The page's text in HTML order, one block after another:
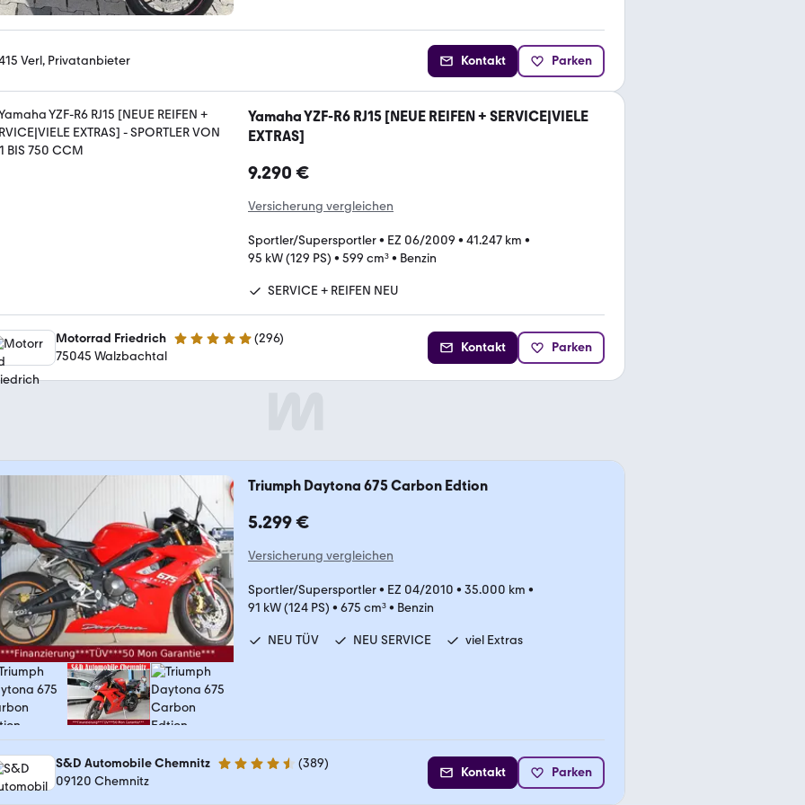
Verl, Privatanbieter Kontakt Parken
Yamaha YZF-R6 RJ15 [NEUE REIFEN + SERVICE|VIELE
EXTRAS]
9.290 €
Versicherung vergleichen
Sportler/Supersportler• EZ 06/2009 • 41.247 km •
95 kW (129 PS) • 599 cm³• Benzin
SERVICE + REIFEN NEU
Motorrad Friedrich 4.8 Sterne (296)
75045 Walzbachtal
Kontakt Parken
Triumph Daytona 675 Carbon Edtion
5.299 €
Versicherung vergleichen
Sportler/Supersportler• EZ 04/2010 • 35.000 km •
91 kW (124 PS) • 675 cm³• Benzin
NEU TÜV NEU SERVICE viel Extras
S&D Automobile Chemnitz 4.7 Sterne (389)
09120 Chemnitz
Kontakt Parken